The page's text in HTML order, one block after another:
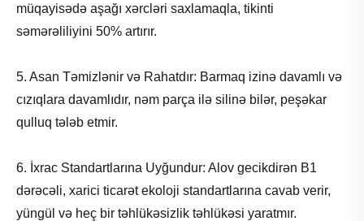
müqayisədə aşağı xərcləri saxlamaqla, tikinti
səmərəliliyini 50% artırır.
5. Asan Təmizlənir və Rahatdır: Barmaq izinə davamlı və
cızıqlara davamlıdır, nəm parça ilə silinə bilər, peşəkar
qulluq tələb etmir.
6. İxrac Standartlarına Uyğundur: Alov gecikdirən B1
dərəcəli, xarici ticarət ekoloji standartlarına cavab verir,
yüngül və heç bir təhlükəsizlik təhlükəsi yaratmır.